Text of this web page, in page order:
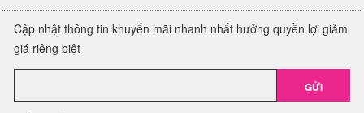
Cập nhật thông tin khuyến mãi nhanh nhất hưởng quyền lợi giảm
giá riêng biệt
GỬI